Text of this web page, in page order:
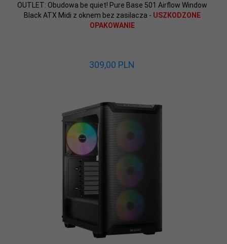
OUTLET: Obudowa be quiet! Pure Base 501 Airflow Window
Black ATX Midi z oknem bez zasilacza - USZKODZONE
OPAKOWANIE
309,00 PLN